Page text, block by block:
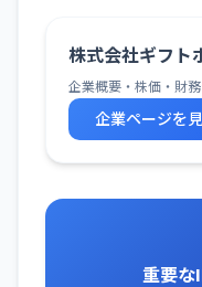
株式会社ギフト
企業概要・株価・財
企業ページを
重要な